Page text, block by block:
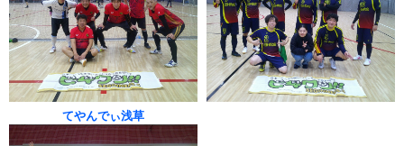
てやんでぃ浅草